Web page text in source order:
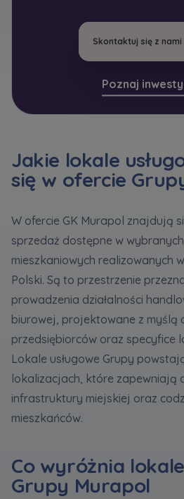
Rozwiń
Wyrażam zgodę na
handlowej od...
treści... *
Skontaktuj się z nami
Poznaj
Jakie lokale
się w ofercie
W ofercie GK Murapol znajdują
sprzedaż dostępne w
mieszkaniowych realizowanych
Polski. Są to przestrzenie
prowadzenia działalności
biurowej, projektowane z myślą
przedsiębiorców oraz specyfice
Lokale usługowe Grupy
lokalizacjach, które zapewniają
infrastruktury miejskiej oraz
mieszkańców.
Co wyróżnia
Grupy Murapol
Zamawiam obsługę w języku
Informujemy, że w trosce
Wyrażam zgodę na
handlowych od
Rozwiń
Każdej osobie
treści swoich... *
Rozwiń
Zawiadomienia o nabyciu lub
pakietu akcji proszę wysyłać
notyfikacje@murapol.pl
Skontaktuj się z
своїх персональних... *
розширити
Регламент надання електронних
Зв’яжіться з
Wyślij
Wyślij